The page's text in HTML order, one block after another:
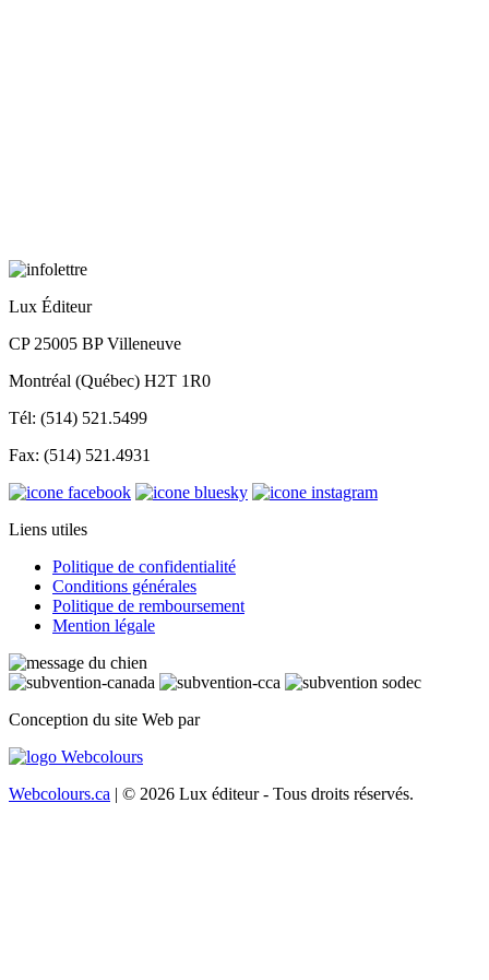
Lux Éditeur
CP 25005 BP Villeneuve
Montréal (Québec) H2T 1R0
Tél: (514) 521.5499
Fax: (514) 521.4931
Liens utiles
Politique de confidentialité
Conditions générales
Politique de remboursement
Mention légale
Conception du site Web par
Webcolours.ca | © 2026 Lux éditeur - Tous droits réservés.